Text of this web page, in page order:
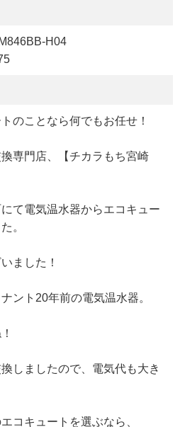
H04
のことなら何でもお任せ！
専門店、【チカラもち宮崎
て電気温水器からエコキュー
。
ました！
ント20年前の電気温水器。
しましたので、電気代も大き
コキュートを選ぶなら、